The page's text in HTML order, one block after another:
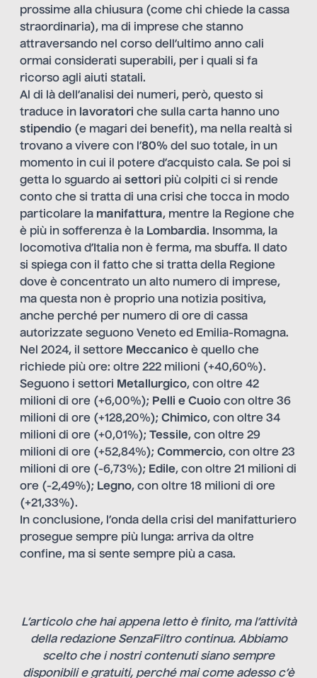
prossime alla chiusura (come chi chiede la cassa
straordinaria), ma di imprese che stanno
attraversando nel corso dell’ultimo anno cali
ormai considerati superabili, per i quali si fa
ricorso agli aiuti statali.
Al di là dell’analisi dei numeri, però, questo si
traduce in lavoratori che sulla carta hanno uno
stipendio (e magari dei benefit), ma nella realtà si
trovano a vivere con l’80% del suo totale, in un
momento in cui il potere d’acquisto cala. Se poi si
getta lo sguardo ai settori più colpiti ci si rende
conto che si tratta di una crisi che tocca in modo
particolare la manifattura, mentre la Regione che
è più in sofferenza è la Lombardia. Insomma, la
locomotiva d’Italia non è ferma, ma sbuffa. Il dato
si spiega con il fatto che si tratta della Regione
dove è concentrato un alto numero di imprese,
ma questa non è proprio una notizia positiva,
anche perché per numero di ore di cassa
autorizzate seguono Veneto ed Emilia-Romagna.
Nel 2024, il settore Meccanico è quello che
richiede più ore: oltre 222 milioni (+40,60%).
Seguono i settori Metallurgico, con oltre 42
milioni di ore (+6,00%); Pelli e Cuoio con oltre 36
milioni di ore (+128,20%); Chimico, con oltre 34
milioni di ore (+0,01%); Tessile, con oltre 29
milioni di ore (+52,84%); Commercio, con oltre 23
milioni di ore (-6,73%); Edile, con oltre 21 milioni di
ore (-2,49%); Legno, con oltre 18 milioni di ore
(+21,33%).
In conclusione, l’onda della crisi del manifatturiero
prosegue sempre più lunga: arriva da oltre
confine, ma si sente sempre più a casa.
L’articolo che hai appena letto è finito, ma l’attività
della redazione SenzaFiltro continua. Abbiamo
scelto che i nostri contenuti siano sempre
disponibili e gratuiti, perché mai come adesso c’è